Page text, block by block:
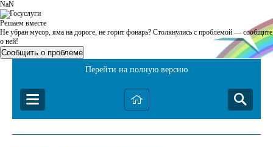
NaN
Решаем вместе
Не убран мусор, яма на дороге, не горит фонарь? Столкнулись с проблемой — сообщите
о ней!
Сообщить о проблеме
Перейти на полную версию